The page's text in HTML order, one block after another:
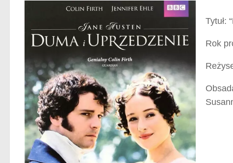
Tytuł:
Rok